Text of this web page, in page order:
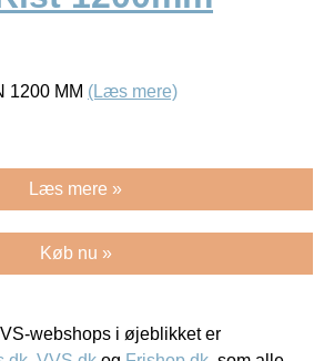
1200 MM (Læs mere)
Læs mere »
Køb nu »
webshops i øjeblikket er